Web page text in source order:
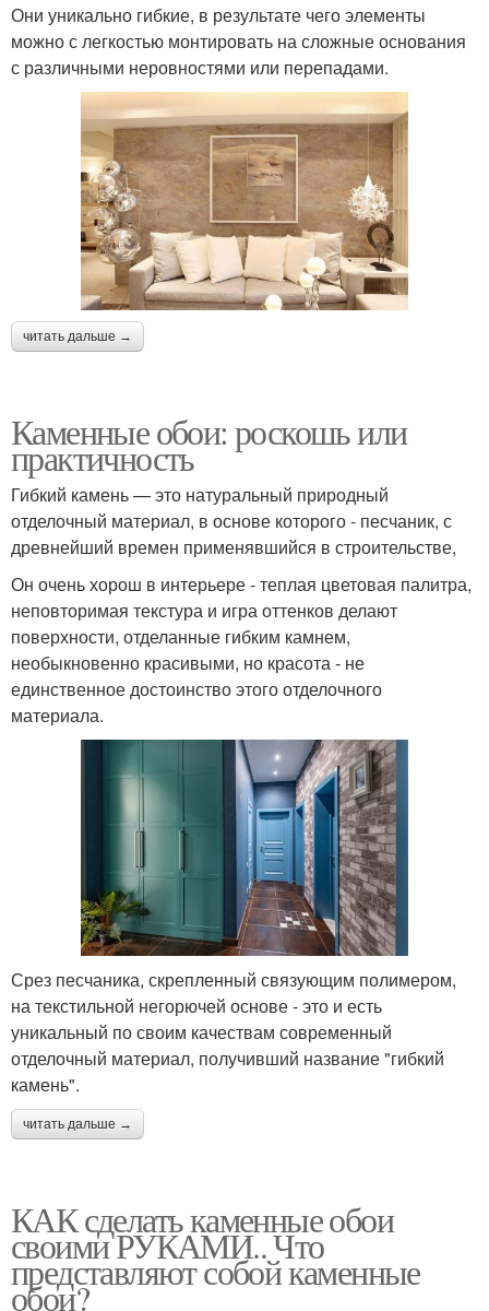
Они уникально гибкие, в результате чего элементы
можно с легкостью монтировать на сложные основания
с различными неровностями или перепадами.
читать дальше →
Каменные обои: роскошь или
практичность
Гибкий камень — это натуральный природный
отделочный материал, в основе которого - песчаник, с
древнейший времен применявшийся в строительстве,
Он очень хорош в интерьере - теплая цветовая палитра,
неповторимая текстура и игра оттенков делают
поверхности, отделанные гибким камнем,
необыкновенно красивыми, но красота - не
единственное достоинство этого отделочного
материала.
Срез песчаника, скрепленный связующим полимером,
на текстильной негорючей основе - это и есть
уникальный по своим качествам современный
отделочный материал, получивший название "гибкий
камень".
читать дальше →
КАК сделать каменные обои
своими РУКАМИ.. Что
представляют собой каменные
обои?